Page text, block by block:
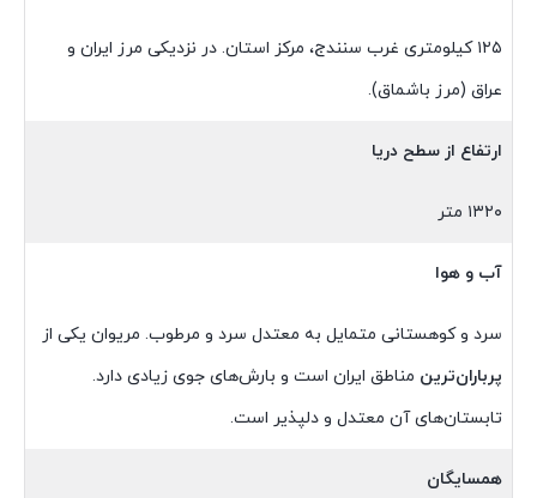
۱۲۵ کیلومتری غرب سنندج، مرکز استان. در نزدیکی مرز ایران و
عراق (مرز باشماق).
ارتفاع از سطح دریا
۱۳۲۰ متر
آب و هوا
سرد و کوهستانی متمایل به معتدل سرد و مرطوب. مریوان یکی از
پرباران‌ترین مناطق ایران است و بارش‌های جوی زیادی دارد.
تابستان‌های آن معتدل و دلپذیر است.
همسایگان